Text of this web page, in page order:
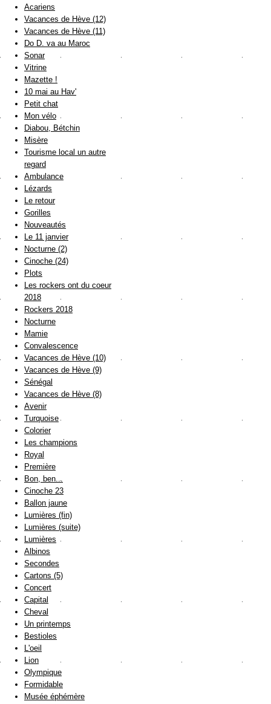
Acariens
Vacances de Hève (12)
Vacances de Hève (11)
Do D. va au Maroc
Sonar
Vitrine
Mazette !
10 mai au Hav'
Petit chat
Mon vélo
Diabou, Bétchin
Misère
Tourisme local un autre
regard
Ambulance
Lézards
Le retour
Gorilles
Nouveautés
Le 11 janvier
Nocturne (2)
Cinoche (24)
Plots
Les rockers ont du coeur
2018
Rockers 2018
Nocturne
Mamie
Convalescence
Vacances de Hève (10)
Vacances de Hève (9)
Sénégal
Vacances de Hève (8)
Avenir
Turquoise
Colorier
Les champions
Royal
Première
Bon, ben...
Cinoche 23
Ballon jaune
Lumières (fin)
Lumières (suite)
Lumières
Albinos
Secondes
Cartons (5)
Concert
Capital
Cheval
Un printemps
Bestioles
L'oeil
Lion
Olympique
Formidable
Musée éphémère